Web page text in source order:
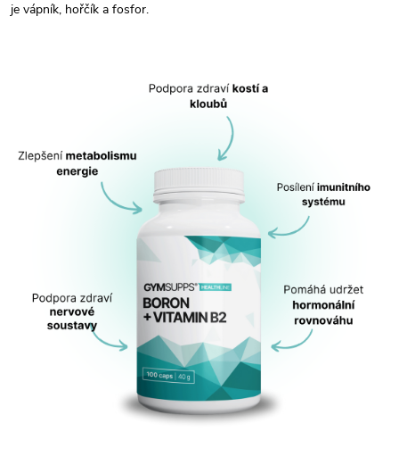
je vápník, hořčík a fosfor.